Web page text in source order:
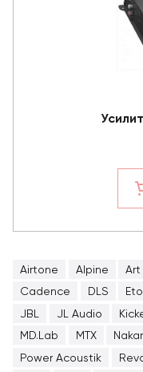
Airtone Alpine Art
Cadence
DLS
JBL
JL Audio
MD.Lab
MTX
Power Acoustik